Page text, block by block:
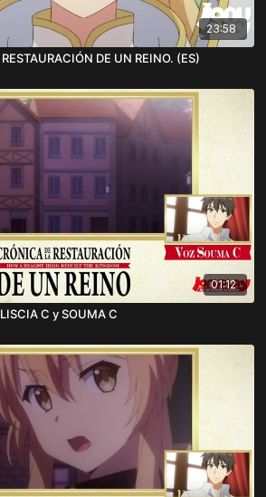
23:58
DE UN REINO. (ES)
01:12
C y SOUMA C